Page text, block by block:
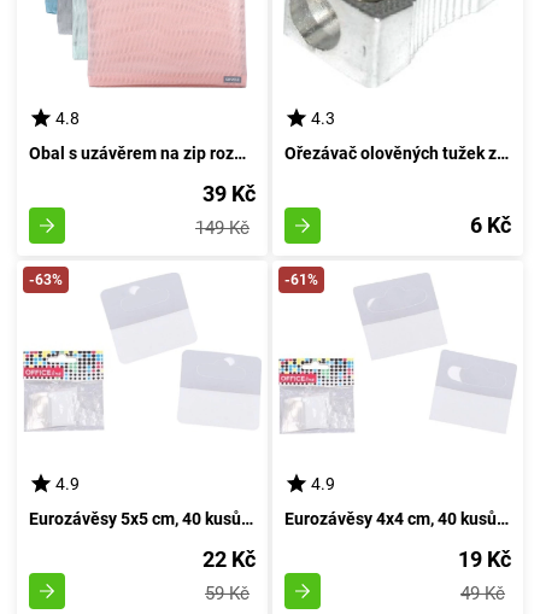
4.8
Obal s uzávěrem na zip rozměrů 30x23 cm
39 Kč
149 Kč
4.3
Ořezávač olověných tužek z kovu - jednotlivý špičák
6 Kč
-63%
4.9
Eurozávěsy 5x5 cm, 40 kusů - Kované háčky pro zavěšení, balení 40 kousků
22 Kč
59 Kč
-61%
4.9
Eurozávěsy 4x4 cm, 40 kusů - Čtyřičkové závěsy Euro, balení 40 kousků
19 Kč
49 Kč